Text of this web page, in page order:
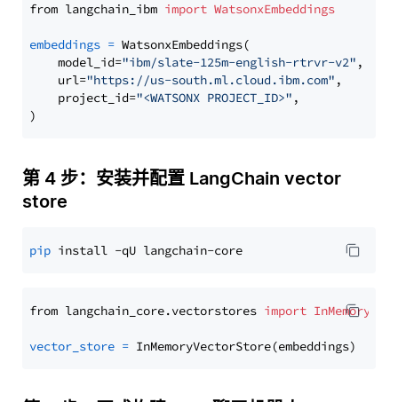
from langchain_ibm import WatsonxEmbeddings
embeddings = WatsonxEmbeddings(
    model_id=
"ibm/slate-125m-english-rtrvr-v2" ,
    url=
"https://us-south.ml.cloud.ibm.com" ,
    project_id=
"<WATSONX PROJECT_ID>" ,
第 4 步：安装并配置 LangChain vector
store
pip
from langchain_core.vectorstores import
vector_store =